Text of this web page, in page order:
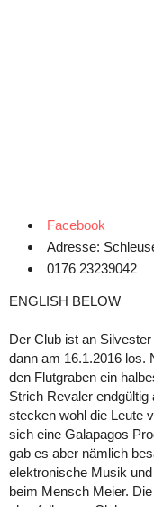
Facebook
Adresse:
0176 23239042
ENGLISH BELOW
Der Club ist an
dann am 16.1.2016 los.
den Flutgraben ein
Strich Revaler
stecken wohl die Leute
sich eine Galapagos
gab es aber nämlich
elektronische Musik
beim Mensch Meier.